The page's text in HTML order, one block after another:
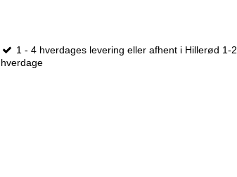
1 - 4 hverdages levering eller afhent i Hillerød 1-2
hverdage